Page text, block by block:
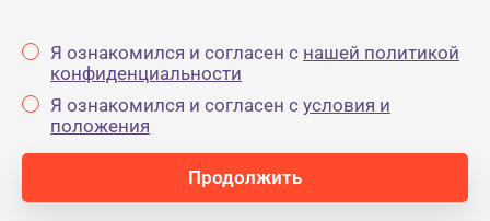
Я ознакомился и согласен с нашей политикой
конфиденциальности
Я ознакомился и согласен с yсловия и
положения